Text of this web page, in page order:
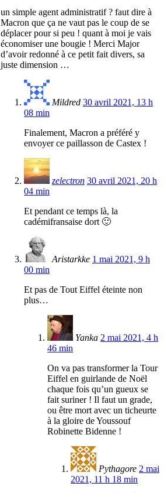
un simple agent administratif ? faut dire à
Macron que ça ne vaut pas le coup de se
déplacer pour si peu ! quant à moi je vais
économiser une bougie ! Merci Major
d’avoir redonné à ce petit fait divers, sa
juste dimension …
Mildred 30 avril 2021, 13 h
08 min
Finalement, Macron a préféré y
envoyer ce paillasson de Castex !
zelectron 30 avril 2021, 20 h
04 min
Et pendant ce temps là, la
cadémifransaise dort 🙂
Aristarkke 1 mai 2021, 9 h
00 min
Et pas de Tout Eiffel éteinte non
plus…
Yanka 2 mai 2021, 4 h
46 min
On va pas transformer la Tour
Eiffel en guirlande de Noël
chaque fois qu’un gueux se
fait suriner ! Il faut un grade,
ou être mort avec un ticheurte
à la gloire de Youssouf
Robinette Bidenne !
Pythagore 2 mai
2021, 11 h 18 min